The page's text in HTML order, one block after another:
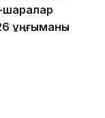
ұңғыманы